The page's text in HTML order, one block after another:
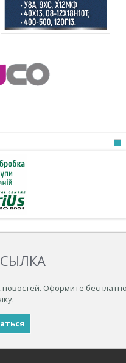
Оформите